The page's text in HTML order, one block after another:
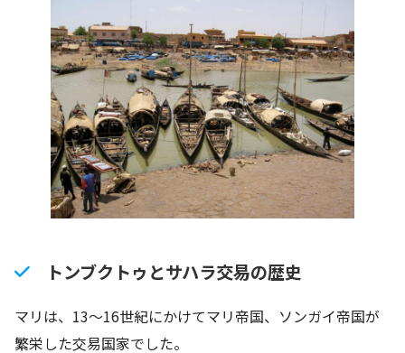
トンブクトゥとサハラ交易の歴史
マリは、13～16世紀にかけてマリ帝国、ソンガイ帝国が
繁栄した交易国家でした。